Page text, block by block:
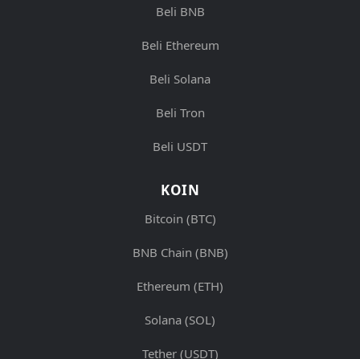
Beli BNB
Beli Ethereum
Beli Solana
Beli Tron
Beli USDT
KOIN
Bitcoin (BTC)
BNB Chain (BNB)
Ethereum (ETH)
Solana (SOL)
Tether (USDT)